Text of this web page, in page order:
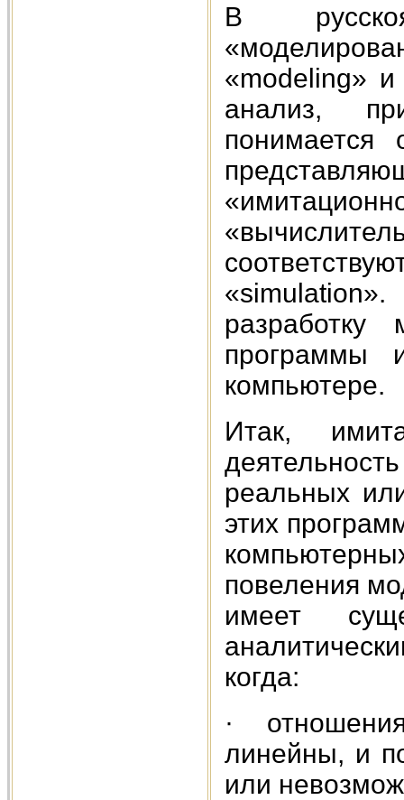
В
«modeling»
анализ,
программы
компьютере.
Итак,
реальных
этих
повеления
имеет
когда:
·
линейны, и
или